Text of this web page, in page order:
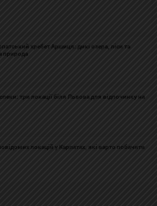
хребет Аршиця: дикі озера, ліси та
природа
три локації біля Львова для відпочинку на
локацій у Карпатах, які варто побачити